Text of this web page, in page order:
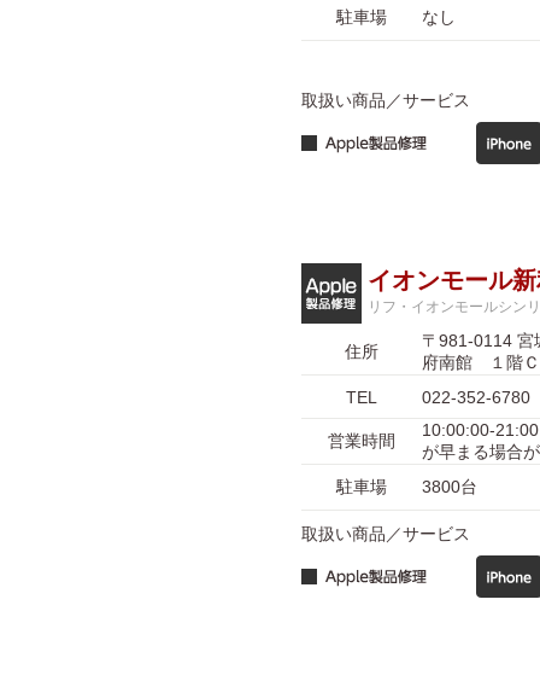
駐車場
なし
取扱い商品／サービス
イオンモール
リフ・イオンモールシン
住所
〒981-0114 宮
府南館 １階Ｃ
TEL
022-352-6780
営業時間
10:00:00-
が早まる場合
駐車場
3800台
取扱い商品／サービス